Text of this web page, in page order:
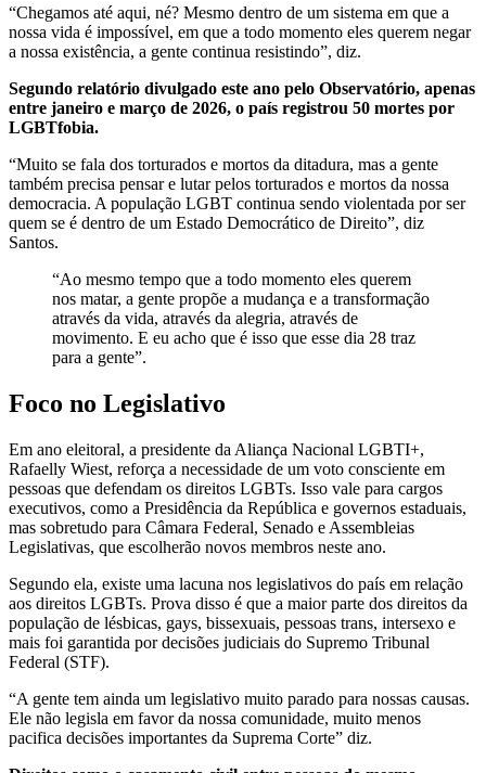
“Chegamos até aqui, né? Mesmo dentro de um sistema em que a
nossa vida é impossível, em que a todo momento eles querem negar
a nossa existência, a gente continua resistindo”, diz.
Segundo relatório divulgado este ano pelo Observatório, apenas
entre janeiro e março de 2026, o país registrou 50 mortes por
LGBTfobia.
“Muito se fala dos torturados e mortos da ditadura, mas a gente
também precisa pensar e lutar pelos torturados e mortos da nossa
democracia. A população LGBT continua sendo violentada por ser
quem se é dentro de um Estado Democrático de Direito”, diz
Santos.
“Ao mesmo tempo que a todo momento eles querem
nos matar, a gente propõe a mudança e a transformação
através da vida, através da alegria, através de
movimento. E eu acho que é isso que esse dia 28 traz
para a gente”.
Foco no Legislativo
Em ano eleitoral, a presidente da Aliança Nacional LGBTI+,
Rafaelly Wiest, reforça a necessidade de um voto consciente em
pessoas que defendam os direitos LGBTs. Isso vale para cargos
executivos, como a Presidência da República e governos estaduais,
mas sobretudo para Câmara Federal, Senado e Assembleias
Legislativas, que escolherão novos membros neste ano.
Segundo ela, existe uma lacuna nos legislativos do país em relação
aos direitos LGBTs. Prova disso é que a maior parte dos direitos da
população de lésbicas, gays, bissexuais, pessoas trans, intersexo e
mais foi garantida por decisões judiciais do Supremo Tribunal
Federal (STF).
“A gente tem ainda um legislativo muito parado para nossas causas.
Ele não legisla em favor da nossa comunidade, muito menos
pacifica decisões importantes da Suprema Corte” diz.